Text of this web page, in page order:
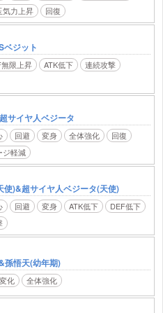
気力上昇 回復
ベジット
限上昇 ATK低下
連続攻撃
サイヤ人ベジータ
回避 変身 全体強化
回復
ジ軽減
使)&超サイヤ人ベジータ(天使)
回避 変身 ATK低下
DEF低下
孫悟天(幼年期)
化 全体強化